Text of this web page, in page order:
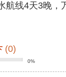
航线4天3晚
(0)
0%